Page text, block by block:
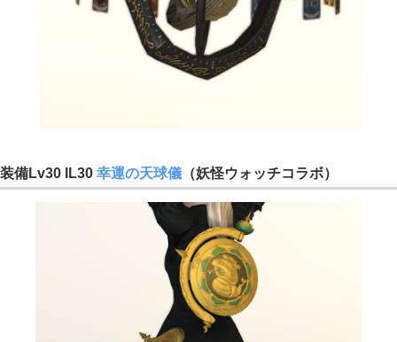
装備Lv30 IL30 幸運の天球儀 （妖怪ウォッチコラボ）